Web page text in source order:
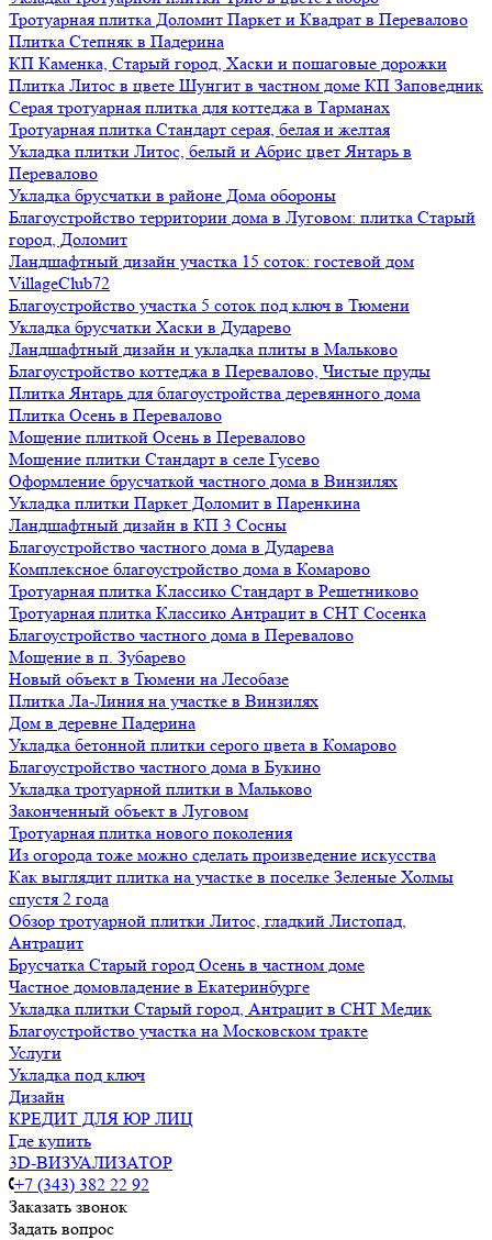
Тротуарная плитка Доломит Паркет и Квадрат в Перевалово
Плитка Степняк в Падерина
КП Каменка, Старый город, Хаски и пошаговые дорожки
Плитка Литос в цвете Шунгит в частном доме КП Заповедник
Серая тротуарная плитка для коттеджа в Тарманах
Тротуарная плитка Стандарт серая, белая и желтая
Укладка плитки Литос, белый и Абрис цвет Янтарь в
Перевалово
Укладка брусчатки в районе Дома обороны
Благоустройство территории дома в Луговом: плитка Старый
город, Доломит
Ландшафтный дизайн участка 15 соток: гостевой дом
VillageClub72
Благоустройство участка 5 соток под ключ в Тюмени
Укладка брусчатки Хаски в Дударево
Ландшафтный дизайн и укладка плиты в Мальково
Благоустройство коттеджа в Перевалово, Чистые пруды
Плитка Янтарь для благоустройства деревянного дома
Плитка Осень в Перевалово
Мощение плиткой Осень в Перевалово
Мощение плитки Стандарт в селе Гусево
Оформление брусчаткой частного дома в Винзилях
Укладка плитки Паркет Доломит в Паренкина
Ландшафтный дизайн в КП 3 Сосны
Благоустройство частного дома в Дударева
Комплексное благоустройство дома в Комарово
Тротуарная плитка Классико Стандарт в Решетниково
Тротуарная плитка Классико Антрацит в СНТ Сосенка
Благоустройство частного дома в Перевалово
Мощение в п. Зубарево
Новый объект в Тюмени на Лесобазе
Плитка Ла-Линия на участке в Винзилях
Дом в деревне Падерина
Укладка бетонной плитки серого цвета в Комарово
Благоустройство частного дома в Букино
Укладка тротуарной плитки в Мальково
Законченный объект в Луговом
Тротуарная плитка нового поколения
Из огорода тоже можно сделать произведение искусства
Как выглядит плитка на участке в поселке Зеленые Холмы
спустя 2 года
Обзор тротуарной плитки Литос, гладкий Листопад,
Антрацит
Брусчатка Старый город Осень в частном доме
Частное домовладение в Екатеринбурге
Укладка плитки Старый город, Антрацит в СНТ Медик
Благоустройство участка на Московском тракте
Услуги
Укладка под ключ
Дизайн
КРЕДИТ ДЛЯ ЮР ЛИЦ
Где купить
3D-ВИЗУАЛИЗАТОР
+7 (343) 382 22 92
Заказать звонок
Задать вопрос